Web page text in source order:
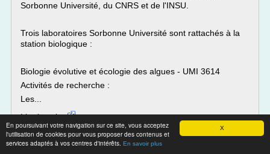
X
En poursuivant votre navigation sur ce site, vous acceptez
l'utilisation de cookies pour vous proposer des contenus et
services adaptés à vos centres d'intérêts. En savoir plus
Sorbonne Université, du CNRS et de l'INSU.
Trois laboratoires Sorbonne Université sont rattachés à la
station biologique :
Biologie évolutive et écologie des algues - UMI 3614
Activités de recherche :
Les...
Lire la suite
Site :http://sciences.sorbonne-universite.fr